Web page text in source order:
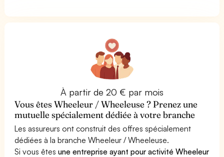
À partir de 20 € par mois
Vous êtes Wheeleur / Wheeleuse ? Prenez une
mutuelle spécialement dédiée à votre branche
Les assureurs ont construit des offres spécialement
dédiées à la branche Wheeleur / Wheeleuse.
Si vous êtesune entreprise ayant pour activité Wheeleur